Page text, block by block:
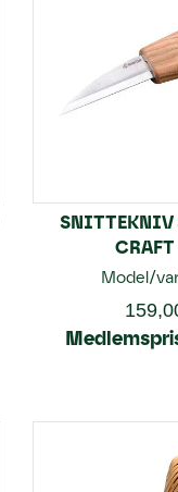
SNITTEKNIV
Model/